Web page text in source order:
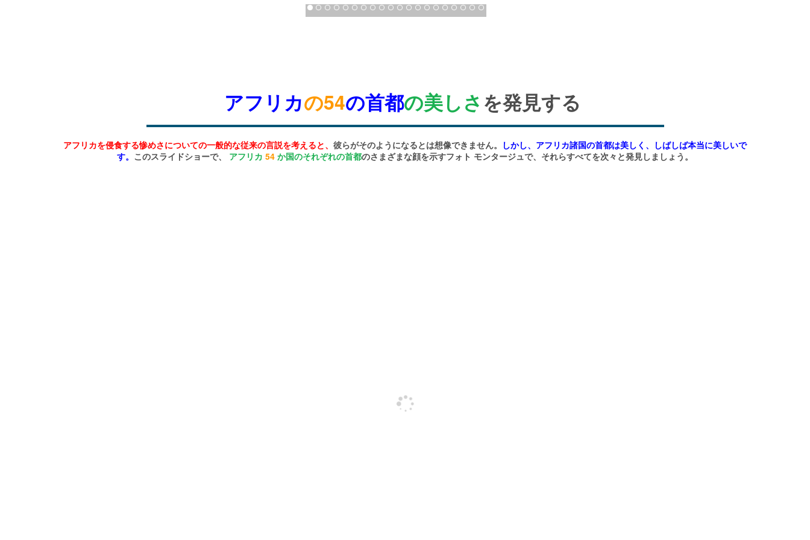
Previous
Next
アフリカの54の首都の美しさを発見する
アフリカを侵食する惨めさについての一般的な従来の言説を考えると、 彼らがそのようになるとは想像できません。 しかし、アフリカ諸国の首都は美しく、しばしば本当に美しいで
す。 このスライドショーで、 アフリカ 54 か国のそれぞれの首都のさまざまな顔を示すフォト モンタージュで、それらすべてを次々と発見しましょう。